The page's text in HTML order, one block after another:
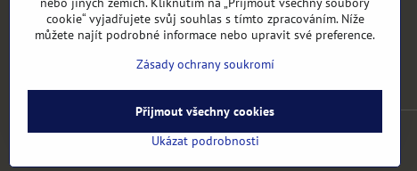
cookie“ vyjadřujete svůj souhlas s tímto zpracováním. Níže
můžete najít podrobné informace nebo upravit své preference.
Zásady ochrany soukromí
Ukázat podrobnosti
Přijmout všechny cookies